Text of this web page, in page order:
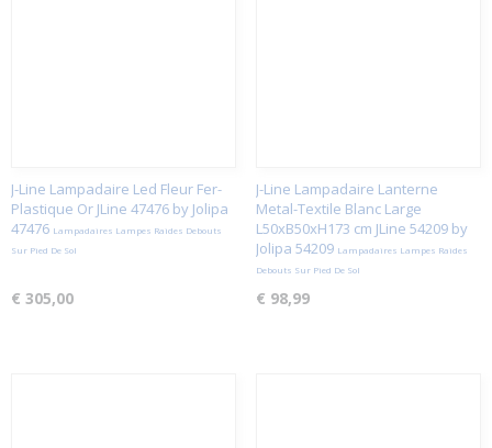
J-Line Lampadaire Led Fleur Fer-
Plastique Or JLine 47476 by Jolipa
47476 Lampadaires Lampes Raides Debouts
Sur Pied De Sol
€ 305,00
J-Line Lampadaire Lanterne
Metal-Textile Blanc Large
L50xB50xH173 cm JLine 54209 by
Jolipa 54209 Lampadaires Lampes Raides
Debouts Sur Pied De Sol
€ 98,99